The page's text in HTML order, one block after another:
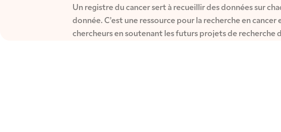
Un registre du cancer sert à recueillir des données sur
donnée. C’est une ressource pour la recherche en
chercheurs en soutenant les futurs projets de recherche